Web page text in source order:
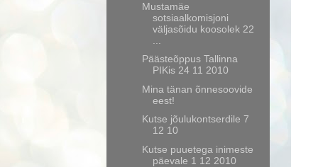
Mustamäe
sotsiaalkomisjoni
väljasõidu koosolek 22
Päästeõppus Tallinna
PIKis 24 11 2010
Mina tänan õnnesoovide
eest!
Kutse jõulukontserdile 7
12 10
Kutse puuetega inimeste
päevale 1 12 2010